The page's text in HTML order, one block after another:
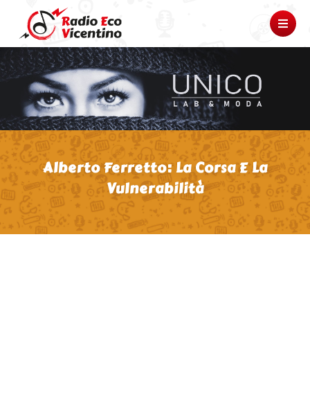
Alberto Ferretto: La Corsa E La
Vulnerabilità